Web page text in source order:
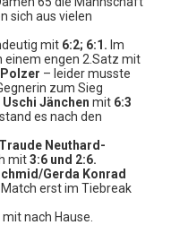
sich aus vielen
mit 6:2; 6:1. Im
einem engen 2.Satz mit
– leider musste
zum Sieg
Uschi Jänchen mit 6:3
es nach den
Neuthard-
mit3:6 und 2:6.
Gerda Konrad
erst im Tiebreak
nach Hause.